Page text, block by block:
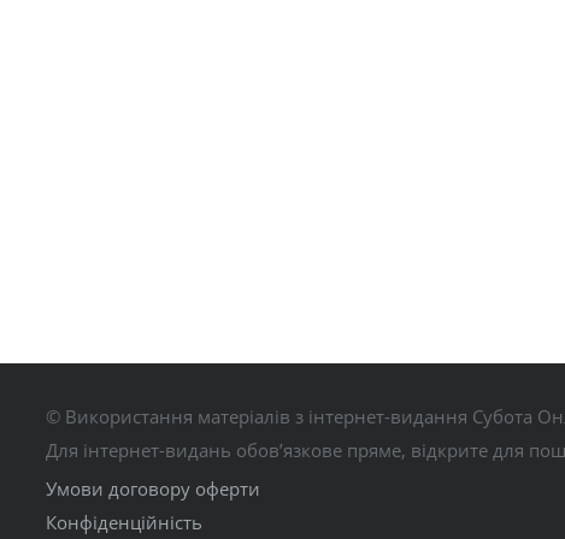
© Використання матеріалів з інтернет-видання Субота
Для інтернет-видань обов’язкове пряме, відкрите для
Умови договору оферти
Конфіденційність